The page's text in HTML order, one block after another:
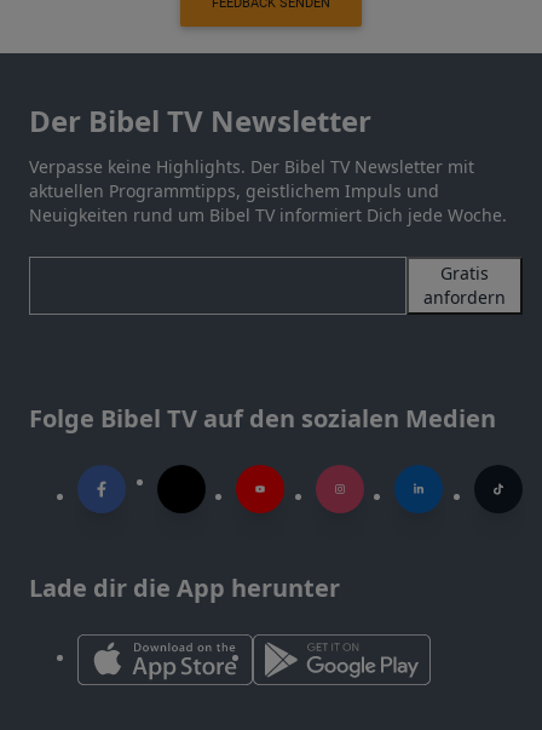
Der Bibel TV Newsletter
Verpasse keine Highlights. Der Bibel TV Newsletter mit
aktuellen Programmtipps, geistlichem Impuls und
Neuigkeiten rund um Bibel TV informiert Dich jede Woche.
Gratis
anfordern
Folge Bibel TV auf den sozialen Medien
Lade dir die App herunter